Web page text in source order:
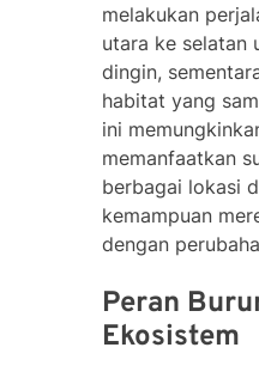
melakukan
utara ke selatan
dingin,
habitat yang
ini
memanfaatkan
berbagai lokasi
kemampuan
dengan
Peran
Ekosistem